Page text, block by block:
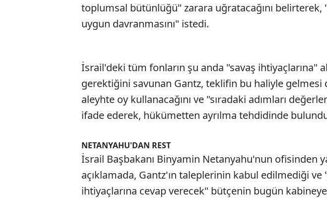
toplumsal bütünlüğü" zarara uğratacağını
uygun davranmasını" istedi.
İsrail'deki tüm fonların şu anda "savaş ihtiyaçlarına"
gerektiğini savunan Gantz, teklifin bu haliyle gelmesi
aleyhte oy kullanacağını ve "sıradaki adımları
ifade ederek, hükümetten ayrılma tehdidinde
NETANYAHU'DAN REST
İsrail Başbakanı Binyamin Netanyahu'nun ofisinden
açıklamada, Gantz'ın taleplerinin kabul edilmediği ve
ihtiyaçlarına cevap verecek" bütçenin bugün